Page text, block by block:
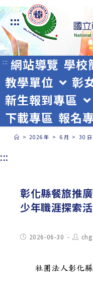
跳
轉
至
主
要
內
容
:::
::: 網站導覽 學校
教學單位
彰
新生報到專區
下載專區 報名
> 2026 年 > 6 月 > 30 日
:::
彰化縣餐旅推
少年職涯探索
Post2026-06-30
Post
author: